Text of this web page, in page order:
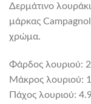
Δερμάτινο
μάρκας
χρώμα.
Φάρδος λουριού:
Mάκρος λουριού:
Πάχος λουριού: